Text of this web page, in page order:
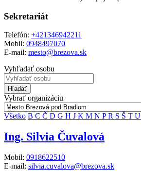
Sekretariát
Telefón: +421346942211
Mobil: 0948497070
E-mail: mesto@brezova.sk
Vyhľadať osobu
Hľadať
Vybrať organizáciu
Všetko B C Č D G H J K M N PR S Š T U
Ing. Silvia Čuvalová
Mobil: 0918622510
E-mail: silvia.cuvalova@brezova.sk